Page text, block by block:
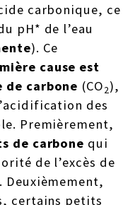
carbonique, ce
pH* de l’eau
). Ce
cause est
de carbone (CO2),
des
Premièrement,
de carbone qui
de l’excès de
Deuxièmement,
certains petits